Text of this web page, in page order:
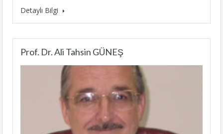
Detaylı Bilgi
Prof. Dr. Ali Tahsin GÜNEŞ